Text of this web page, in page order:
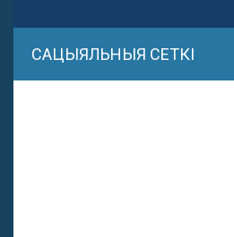
САЦЫЯЛЬНЫЯ СЕТКІ